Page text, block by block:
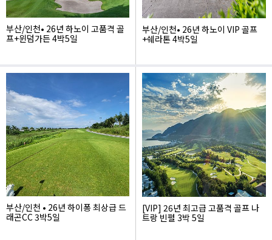
부산/인천• 26년 하노이 고품격 골
프+윈덤가든 4박5일
1,695,000
부산/인천• 26년 하노이 VIP 골프
+쉐라톤 4박5일
1,840,000
부산/인천 • 26년 하이퐁 최상급 드
래곤CC 3박5일
[VIP] 26년 최고급 고품격 골프 나
트랑 빈펄 3박 5일